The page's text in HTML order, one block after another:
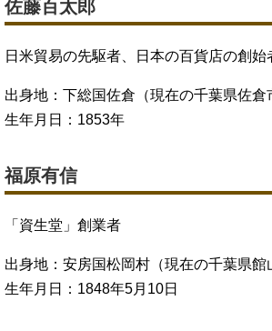
佐藤百太郎
日米貿易の先駆者、日本の百貨店の創始
出身地：下総国佐倉（現在の千葉県佐倉
生年月日：1853年
福原有信
「資生堂」創業者
出身地：安房国松岡村（現在の千葉県館
生年月日：1848年5月10日